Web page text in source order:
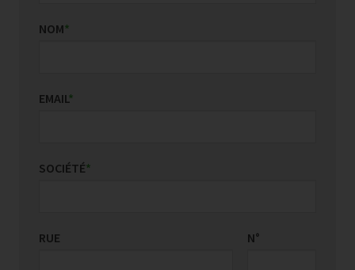
NOM*
EMAIL*
SOCIÉTÉ*
RUE N°
PAYS/RÉGION